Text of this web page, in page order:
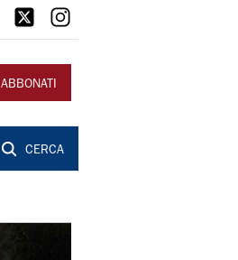
ABBONATI
CERCA